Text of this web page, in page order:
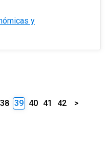
y
38 39 40 41 42 >